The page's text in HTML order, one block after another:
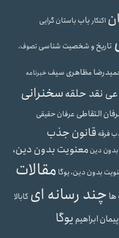
اکنکارباب باستان گرایی
تاریخ و شخصیت شناسی تصوف،
مظاهری سیفخبرنامه
نقد حلقهسخنرانی
التقاطی عرفان حقیقی
فرقه قانون جذب
دین معنویت بدون دین،
بدون دین، یوگا مقالات
چند رسانه ای کابالا
ابراهیم یوگا